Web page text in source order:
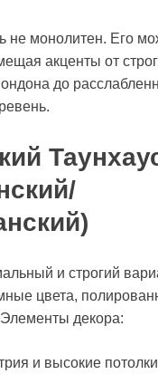
не монолитен. Его
акценты от
до
и строгий
цвета,
декора:
и высокие